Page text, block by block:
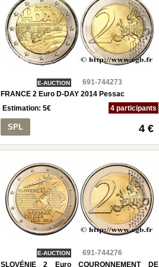
E-AUCTION
691-744273
FRANCE 2 Euro D-DAY 2014 Pessac
Estimation:5€ 4 participants
SPL 4 €
E-AUCTION
691-744276
SLOVÉNIE 2 Euro COURONNEMENT DE